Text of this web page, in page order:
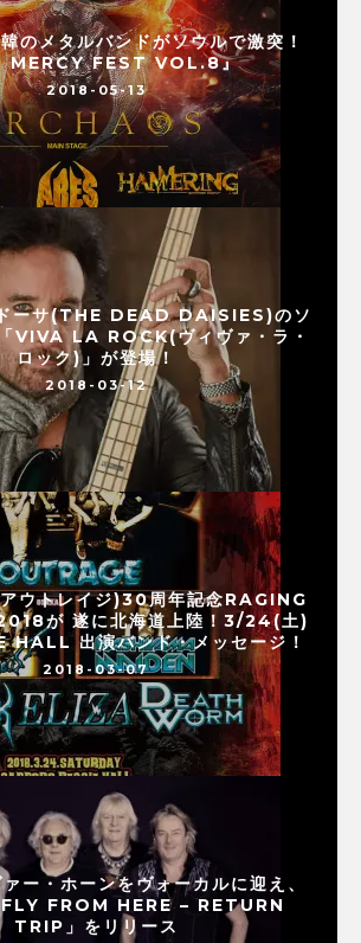
のメタルバンドがソウルで激突！
MERCY FEST VOL.8』
2018-05-13
ーサ(THE DEAD DAISIES)のソ
VIVA LA ROCK(ヴィヴァ・ラ・
ロック)」が登場！
2018-03-12
ウトレイジ)30周年記念RAGING
が 遂に北海道上陸！3/24(土)
HALL 出演バンド・メッセージ！
2018-03-07
ー・ホーンをヴォーカルに迎え、
FLY FROM HERE – RETURN
TRIP」をリリース